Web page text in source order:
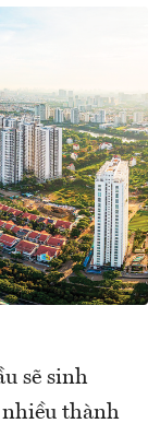
sẽ sinh
nhiều thành